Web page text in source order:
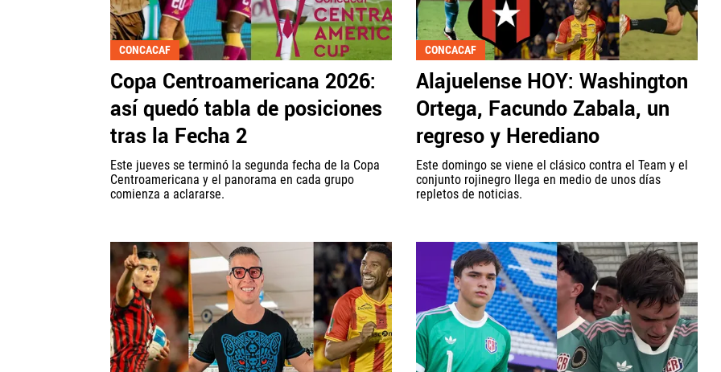
CONCACAF
Copa Centroamericana 2026:
así quedó tabla de posiciones
tras la Fecha 2
Este jueves se terminó la segunda fecha de la Copa
Centroamericana y el panorama en cada grupo
comienza a aclararse.
CONCACAF
Alajuelense HOY: Washington
Ortega, Facundo Zabala, un
regreso y Herediano
Este domingo se viene el clásico contra el Team y el
conjunto rojinegro llega en medio de unos días
repletos de noticias.